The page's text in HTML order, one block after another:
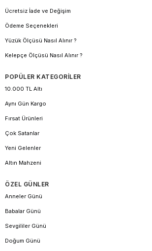
Ücretsiz İade ve Değişim
Ödeme Seçenekleri
Yüzük Ölçüsü Nasıl Alınır ?
Kelepçe Ölçüsü Nasıl Alınır ?
POPÜLER KATEGORİLER
10.000 TL Altı
Aynı Gün Kargo
Fırsat Ürünleri
Çok Satanlar
Yeni Gelenler
Altın Mahzeni
ÖZEL GÜNLER
Anneler Günü
Babalar Günü
Sevgililer Günü
Doğum Günü